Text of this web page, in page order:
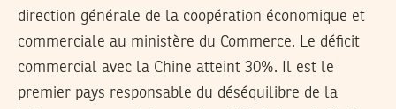
direction générale de la coopération économique et
commerciale au ministère du Commerce. Le déficit
commercial avec la Chine atteint 30%. Il est le
premier pays responsable du déséquilibre de la